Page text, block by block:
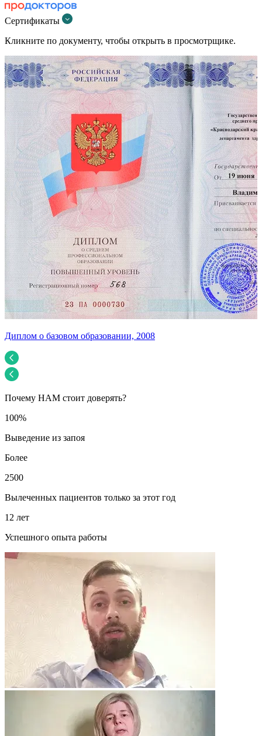
Сертификаты
Кликните по документу, чтобы открыть в просмотрщике.
Диплом о базовом образовании, 2008
Почему НАМ стоит доверять?
100%
Выведение из запоя
Более
2500
Вылеченных пациентов только за этот год
12 лет
Успешного опыта работы